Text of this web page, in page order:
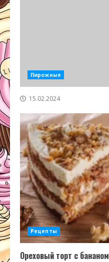
Пирожные
15.02.2024
Рецепты
Ореховый торт с бананом